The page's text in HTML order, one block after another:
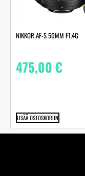
NIKKOR AF-S 50MM F1.4G
475,00€
LISÄÄ OSTOSKORIIN